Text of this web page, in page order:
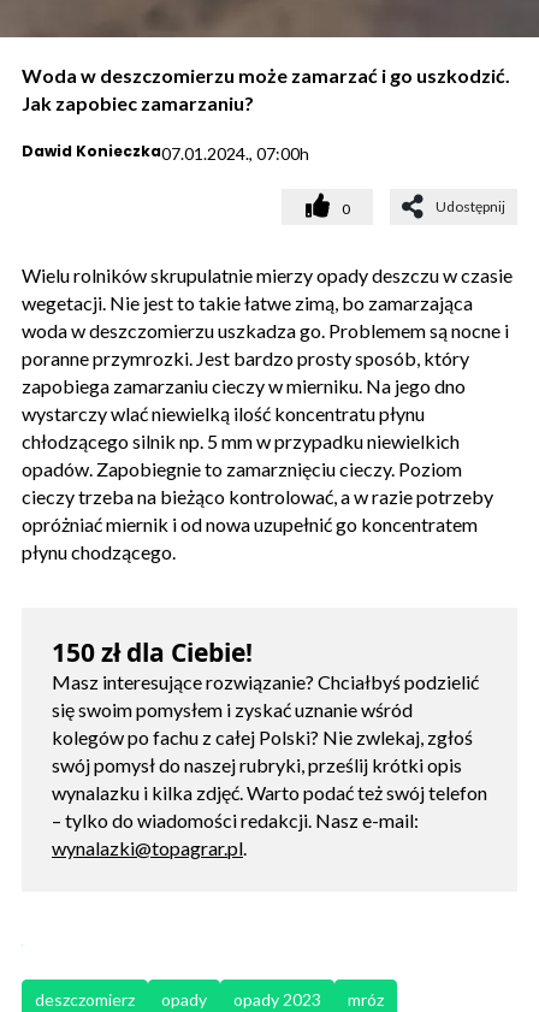
Woda w deszczomierzu może zamarzać i go uszkodzić.
Jak zapobiec zamarzaniu?
Dawid Konieczka07.01.2024., 07:00h
0 Udostępnij
Wielu rolników skrupulatnie mierzy opady deszczu w czasie
wegetacji. Nie jest to takie łatwe zimą, bo zamarzająca
woda w deszczomierzu uszkadza go. Problemem są nocne i
poranne przymrozki. Jest bardzo prosty sposób, który
zapobiega zamarzaniu cieczy w mierniku. Na jego dno
wystarczy wlać niewielką ilość koncentratu płynu
chłodzącego silnik np. 5 mm w przypadku niewielkich
opadów. Zapobiegnie to zamarznięciu cieczy. Poziom
cieczy trzeba na bieżąco kontrolować, a w razie potrzeby
opróżniać miernik i od nowa uzupełnić go koncentratem
płynu chodzącego.
150 zł dla Ciebie!
Masz interesujące rozwiązanie? Chciałbyś podzielić
się swoim pomysłem i zyskać uznanie wśród
kolegów po fachu z całej Polski? Nie zwlekaj, zgłoś
swój pomysł do naszej rubryki, prześlij krótki opis
wynalazku i kilka zdjęć. Warto podać też swój telefon
– tylko do wiadomości redakcji. Nasz e-mail:
wynalazki@topagrar.pl.
deszczomierz opady opady 2023
mróz